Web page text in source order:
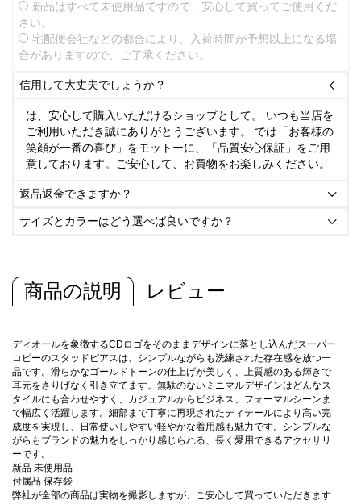
新品はすべて未使用品ですので、安心して買ってご使用くだ
さい。
宅配便会社などの都合により、入荷時間が予想以上になる場
合がありますので、ご了承ください。
信用して大丈夫でしょうか？ 
は、安心して購入いただけるショップとして。 いつも当店を
ご利用いただき誠にありがとうございます。 では「お客様の
笑顔が一番の喜び」をモットーに、「品質安心保証」をご用
意しております。ご安心して、お買物をお楽しみください。
返品返金できますか？ 
サイズとカラーはどう選べば良いですか？ 
商品の説明 レビュー
ディオールを象徴するCDロゴをそのままデザインに落とし込んだスーパー
コピーのスタッドピアスは、シンプルながらも洗練された存在感を放つ一
品です。滑らかなゴールドトーンの仕上げが美しく、上質感のある輝きで
耳元をさりげなく引き立てます。無駄のないミニマルデザインはどんなス
タイルにも合わせやすく、カジュアルからビジネス、フォーマルシーンま
で幅広く活躍します。細部まで丁寧に再現されたディテールにより高い完
成度を実現し、日常使いしやすい軽やかな着用感も魅力です。シンプルな
がらもブランドの魅力をしっかり感じられる、長く愛用できるアクセサリ
ーです。
新品 未使用品
付属品 保存袋
弊社が全部の商品は実物を撮影しますが、ご安心して買っていただきます